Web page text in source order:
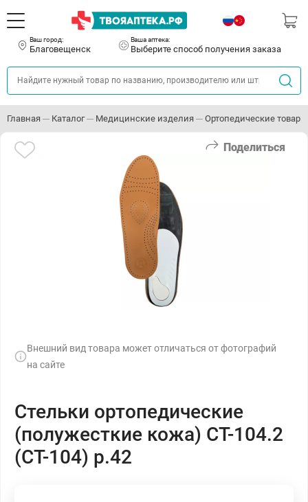
Ваш город:
Благовещенск
Ваша аптека:
Выберите способ получения заказа
Главная Каталог Медицинские изделия Ортопедические товары
Поделиться
Внешний вид товара может отличаться от фотографий
на сайте
Стельки ортопедические
(полужесткие кожа) СТ-104.2
(СТ-104) р.42